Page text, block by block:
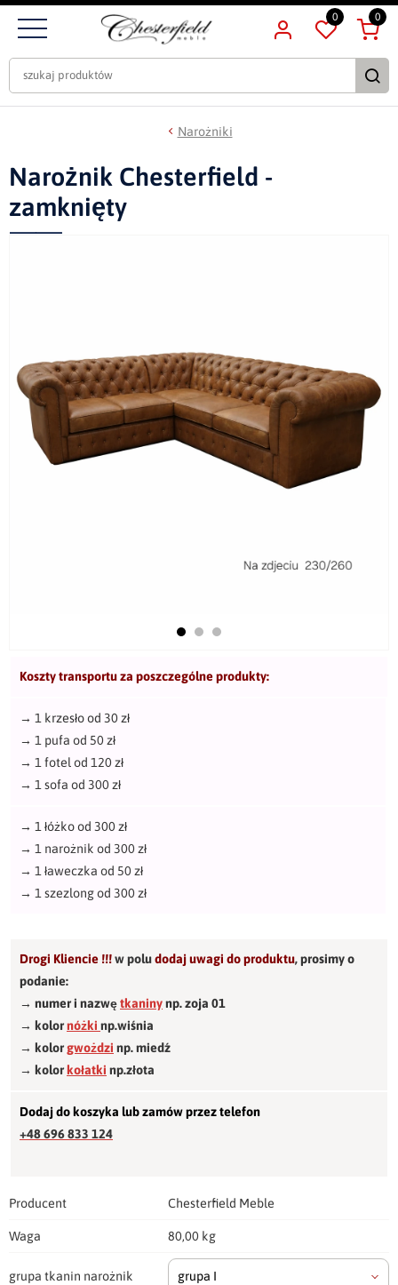
0 0
Narożniki
Narożnik Chesterfield -
zamknięty
Koszty transportu za poszczególne produkty:
→ 1 krzesło od 30 zł
→ 1 pufa od 50 zł
→ 1 fotel od 120 zł
→ 1 sofa od 300 zł
→ 1 łóżko od 300 zł
→ 1 narożnik od 300 zł
→ 1 ławeczka od 50 zł
→ 1 szezlong od 300 zł
Drogi Kliencie !!!w poludodaj uwagi do produktu,prosimy o
podanie:
→ numer i nazwętkaninynp. zoja 01
→ kolornóżki np.wiśnia
→ kolorgwożdzi np. miedź
→ kolorkołatki np.złota
Dodaj do koszyka lub zamów przez telefon
+48 696 833 124
Producent Chesterfield Meble
Waga 80,00 kg
grupa tkanin narożnik grupa I